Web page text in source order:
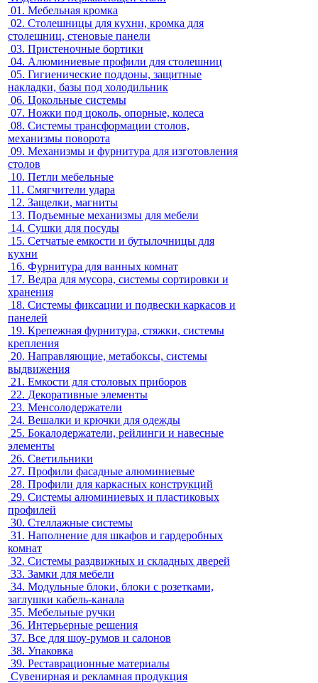
01. Мебельная кромка
02. Столешницы для кухни, кромка для
столешниц, стеновые панели
03. Пристеночные бортики
04. Алюминиевые профили для столешниц
05. Гигиенические поддоны, защитные
накладки, базы под холодильник
06. Цокольные системы
07. Ножки под цоколь, опорные, колеса
08. Системы трансформации столов,
механизмы поворота
09. Механизмы и фурнитура для изготовления
столов
10. Петли мебельные
11. Смягчители удара
12. Защелки, магниты
13. Подъемные механизмы для мебели
14. Сушки для посуды
15. Сетчатые емкости и бутылочницы для
кухни
16. Фурнитура для ванных комнат
17. Ведра для мусора, системы сортировки и
хранения
18. Системы фиксации и подвески каркасов и
панелей
19. Крепежная фурнитура, стяжки, системы
крепления
20. Направляющие, метабоксы, системы
выдвижения
21. Емкости для столовых приборов
22. Декоративные элементы
23. Менсолодержатели
24. Вешалки и крючки для одежды
25. Бокалодержатели, рейлинги и навесные
элементы
26. Светильники
27. Профили фасадные алюминиевые
28. Профили для каркасных конструкций
29. Системы алюминиевых и пластиковых
профилей
30. Стеллажные системы
31. Наполнение для шкафов и гардеробных
комнат
32. Системы раздвижных и складных дверей
33. Замки для мебели
34. Модульные блоки, блоки с розетками,
заглушки кабель-канала
35. Мебельные ручки
36. Интерьерные решения
37. Все для шоу-румов и салонов
38. Упаковка
39. Реставрационные материалы
Сувенирная и рекламная продукция